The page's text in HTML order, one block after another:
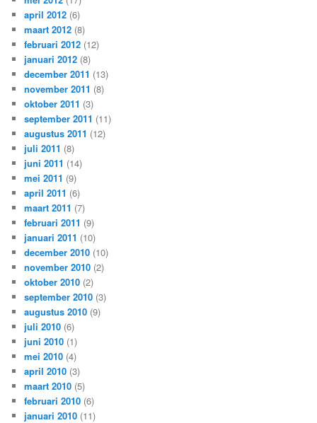
april 2012 (6)
maart 2012 (8)
februari 2012 (12)
januari 2012 (8)
december 2011 (13)
november 2011 (8)
oktober 2011 (3)
september 2011 (11)
augustus 2011 (12)
juli 2011 (8)
juni 2011 (14)
mei 2011 (9)
april 2011 (6)
maart 2011 (7)
februari 2011 (9)
januari 2011 (10)
december 2010 (10)
november 2010 (2)
oktober 2010 (2)
september 2010 (3)
augustus 2010 (9)
juli 2010 (6)
juni 2010 (1)
mei 2010 (4)
april 2010 (3)
maart 2010 (5)
februari 2010 (6)
januari 2010 (11)